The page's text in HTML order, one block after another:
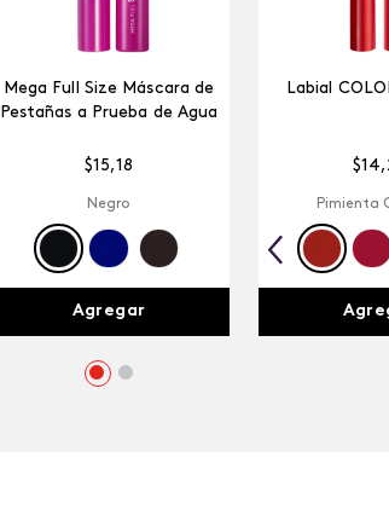
Mega Full Size Máscara de
Pestañas a Prueba de Agua
$15,18
Negro
Agregar
Labial
$14,
Pimienta